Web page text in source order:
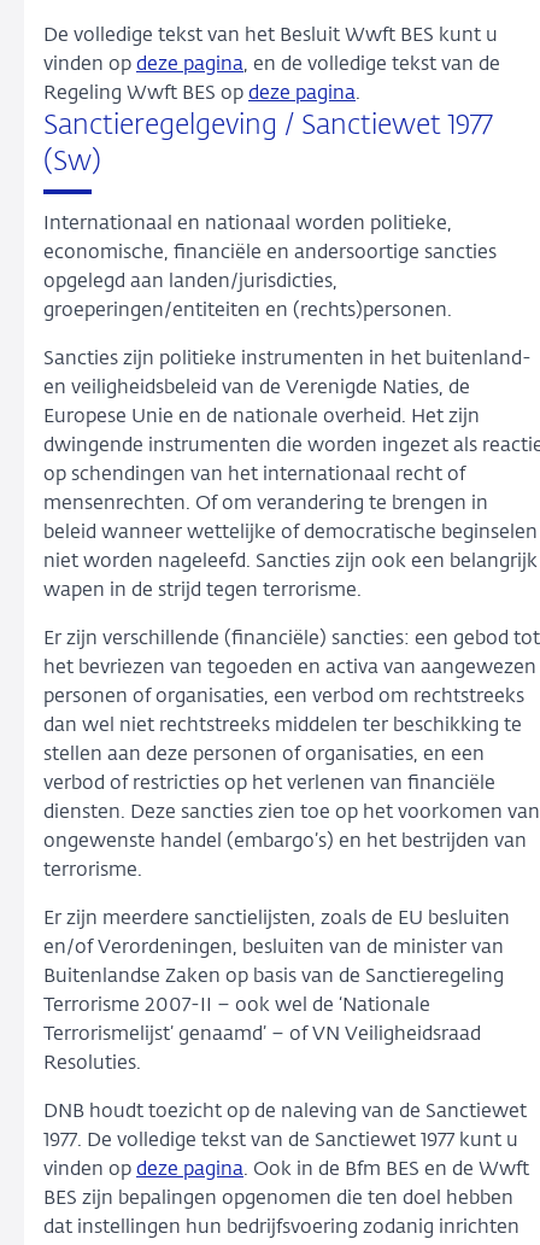
De volledige tekst van het Besluit Wwft BES kunt u
vinden op deze pagina, en de volledige tekst van de
Regeling Wwft BES op deze pagina.
Sanctieregelgeving / Sanctiewet 1977
(Sw)
Internationaal en nationaal worden politieke,
economische, financiële en andersoortige sancties
opgelegd aan landen/jurisdicties,
groeperingen/entiteiten en (rechts)personen.
Sancties zijn politieke instrumenten in het buitenland-
en veiligheidsbeleid van de Verenigde Naties, de
Europese Unie en de nationale overheid. Het zijn
dwingende instrumenten die worden ingezet als
op schendingen van het internationaal recht of
mensenrechten. Of om verandering te brengen in
beleid wanneer wettelijke of democratische beginselen
niet worden nageleefd. Sancties zijn ook een belangrijk
wapen in de strijd tegen terrorisme.
Er zijn verschillende (financiële) sancties: een gebod tot
het bevriezen van tegoeden en activa van aangewezen
personen of organisaties, een verbod om rechtstreeks
dan wel niet rechtstreeks middelen ter beschikking te
stellen aan deze personen of organisaties, en een
verbod of restricties op het verlenen van financiële
diensten. Deze sancties zien toe op het voorkomen van
ongewenste handel (embargo’s) en het bestrijden van
terrorisme.
Er zijn meerdere sanctielijsten, zoals de EU besluiten
en/of Verordeningen, besluiten van de minister van
Buitenlandse Zaken op basis van de Sanctieregeling
Terrorisme 2007-II – ook wel de ‘Nationale
Terrorismelijst’ genaamd’ – of VN Veiligheidsraad
Resoluties.
DNB houdt toezicht op de naleving van de Sanctiewet
1977. De volledige tekst van de Sanctiewet 1977 kunt u
vinden op deze pagina. Ook in de Bfm BES en de Wwft
BES zijn bepalingen opgenomen die ten doel hebben
dat instellingen hun bedrijfsvoering zodanig inrichten